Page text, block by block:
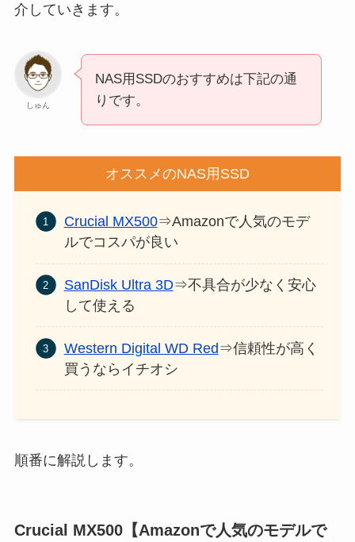
介していきます。
しゅん
NAS用SSDのおすすめは下記の通
りです。
オススメのNAS用SSD
Crucial MX500⇒Amazonで人気のモデ
ルでコスパが良い
SanDisk Ultra 3D⇒不具合が少なく安心
して使える
Western Digital WD Red⇒信頼性が高く
買うならイチオシ
順番に解説します。
Crucial MX500【Amazonで人気のモデルで